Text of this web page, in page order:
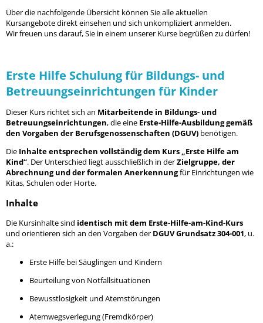
Über die nachfolgende Übersicht können Sie alle aktuellen
Kursangebote direkt einsehen und sich unkompliziert anmelden.
Wir freuen uns darauf, Sie in einem unserer Kurse begrüßen zu dürfen!
Erste Hilfe Schulung für Bildungs- und
Betreuungseinrichtungen für Kinder
Dieser Kurs richtet sich an Mitarbeitende in Bildungs- und
Betreuungseinrichtungen, die eine Erste-Hilfe-Ausbildung gemäß
den Vorgaben der Berufsgenossenschaften (DGUV) benötigen.
Die Inhalte entsprechen vollständig dem Kurs „Erste Hilfe am
Kind“. Der Unterschied liegt ausschließlich in derZielgruppe, der
Abrechnung und der formalen Anerkennungfür Einrichtungen wie
Kitas, Schulen oder Horte.
Inhalte
Die Kursinhalte sind identisch mit dem Erste-Hilfe-am-Kind-Kurs
und orientieren sich an den Vorgaben der DGUV Grundsatz 304-001, u.
a.:
Erste Hilfe bei Säuglingen und Kindern
Beurteilung von Notfallsituationen
Bewusstlosigkeit und Atemstörungen
Atemwegsverlegung (Fremdkörper)